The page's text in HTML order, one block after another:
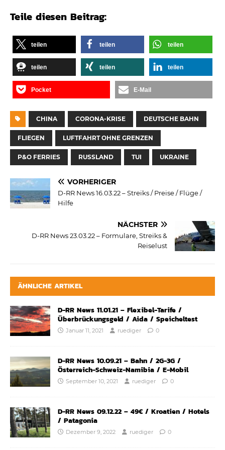
Teile diesen Beitrag:
teilen teilen teilen
teilen teilen teilen
Pocket E-Mail
CHINA CORONA-KRISE DEUTSCHE BAHN
FLIEGEN LUFTFAHRT OHNE GRENZEN
P&O FERRIES RUSSLAND TUI UKRAINE
VORHERIGER
D-RR News 16.03.22 – Streiks / Preise / Flüge /
Hilfe
NÄCHSTER
D-RR News 23.03.22 – Formulare, Streiks &
Reiselust
ÄHNLICHE ARTIKEL
D-RR News 11.01.21 – Flexibel-Tarife /
Überbrückungsgeld / Aida / Speicheltest
Januar 11, 2021 ruediger 0
D-RR News 10.09.21 – Bahn / 2G-3G /
Österreich-Schweiz-Namibia / E-Mobil
September 10, 2021 ruediger 0
D-RR News 09.12.22 – 49€ / Kroatien / Hotels
/ Patagonia
Dezember 9, 2022 ruediger 0